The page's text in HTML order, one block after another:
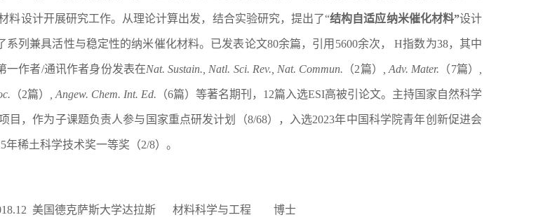
料设计开展研究工作。从理论计算出发，结合实验研究，提出了“结构自适应纳米催化材料”设计
系列兼具活性与稳定性的纳米催化材料。已发表论文80余篇，引用 5600余次，H指数为38，其中
一作者/通讯作者身份发表在Nat. Sustain., Natl. Sci. Rev., Nat. Commun. （2篇） , Adv. Mater. （7篇）
（2篇） Angew. Chem. Int. Ed. （6篇） 等著名期刊， 12篇入选ESI高被引论文。主持国家自然科学
目，作为子课题负责人参与 国家重点研发计划（8/68），入选2023年中国科学院青年创新促进会
年稀土科学技术奖一等奖（2/8）。
美国德克萨斯大学达拉斯 材料科学与工程 博士